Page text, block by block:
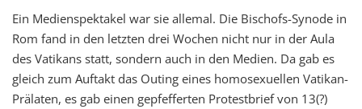
Ein Medienspektakel war sie allemal. Die Bischofs-Synode in
Rom fand in den letzten drei Wochen nicht nur in der Aula
des Vatikans statt, sondern auch in den Medien. Da gab es
gleich zum Auftakt das Outing eines homosexuellen Vatikan-
Prälaten, es gab einen gepfefferten Protestbrief von 13(?)